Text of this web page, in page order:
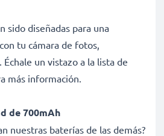
sido diseñadas para una
tu cámara de fotos,
Échale un vistazo a la lista de
más información.
de 700mAh
nuestras baterías de las demás?